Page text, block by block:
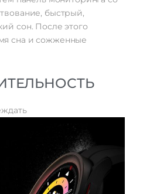
быстрый,
сон. После этого
сна и сожженные